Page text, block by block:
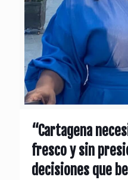
“Cartagena
fresco y sin
decisiones que